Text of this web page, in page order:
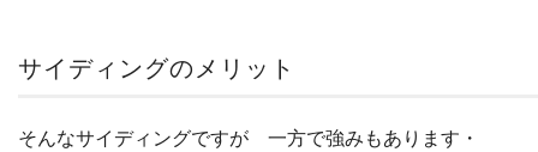
サイディングのメリット
そんなサイディングですが 一方で強みもあります・